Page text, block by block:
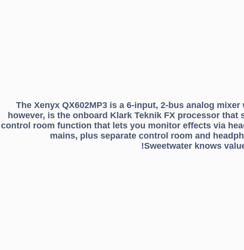
The Xenyx QX602MP3 is a 6-input, 2-bus analog
however, is the onboard Klark Teknik FX processor
control room function that lets you monitor effects via
mains, plus separate control room and
Sweetwater knows